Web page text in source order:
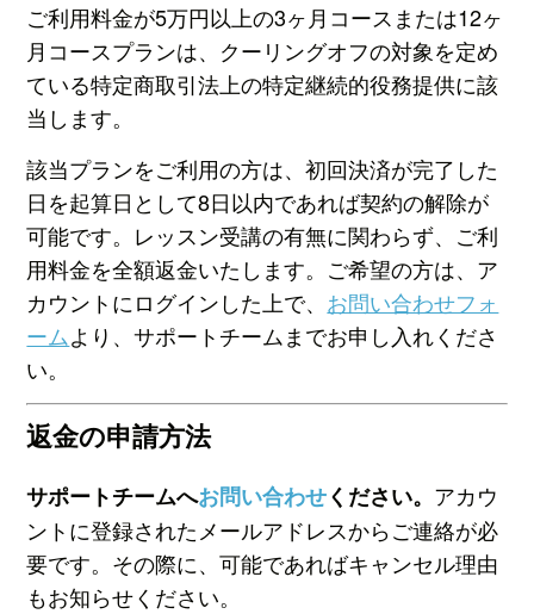
ご利用料金が5万円以上の3ヶ月コースまたは12ヶ
月コースプランは、クーリングオフの対象を定め
ている特定商取引法上の特定継続的役務提供に該
当します。
該当プランをご利用の方は、初回決済が完了した
日を起算日として8日以内であれば契約の解除が
可能です。レッスン受講の有無に関わらず、ご利
用料金を全額返金いたします。ご希望の方は、ア
カウントにログインした上で、 お問い合わせフォ
ームより、サポートチームまでお申し入れくださ
い。
返金の申請方法
サポートチームへお問い合わせください。 アカウ
ントに登録されたメールアドレスからご連絡が必
要です。その際に、可能であればキャンセル理由
もお知らせください。